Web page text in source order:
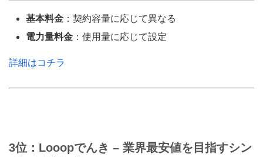
基本料金 ：契約容量に応じて異なる
電力量料金 ：使用量に応じて設定
詳細はコチラ
3位：Looopでんき – 業界最安値を目指すシン